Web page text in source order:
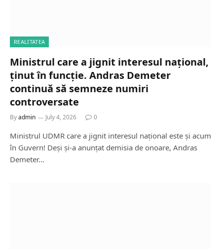
REALITATEA
Ministrul care a jignit interesul național,
ținut în funcție. Andras Demeter
continuă să semneze numiri
controversate
Byadmin July 4, 2026 0
Ministrul UDMR care a jignit interesul național este și acum
în Guvern! Deși și-a anunțat demisia de onoare, Andras
Demeter…